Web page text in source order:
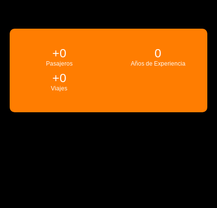
Pasajeros
+0
Años de Experiencia
0
Viajes
+0